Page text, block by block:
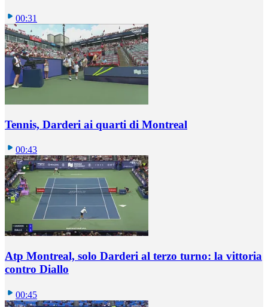
00:31
Tennis, Darderi ai quarti di Montreal
00:43
Atp Montreal, solo Darderi al terzo turno: la vittoria
contro Diallo
00:45